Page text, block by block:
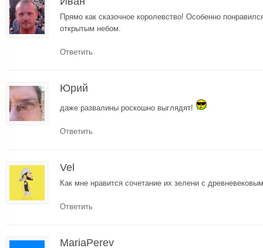
Прямо как сказочное королевство! Особенно
открытым небом.
Ответить
Юрий
даже развалины роскошно выглядят!
Ответить
Vel
Как мне нравится сочетание их зелени с
Ответить
MariaPerev